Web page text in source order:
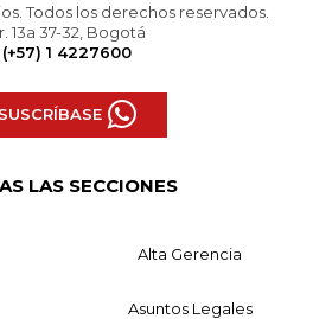
Todos los derechos reservados.
13a 37-32, Bogotá
(+57) 1 4227600
SUSCRÍBASE
LAS SECCIONES
Alta Gerencia
Asuntos Legales